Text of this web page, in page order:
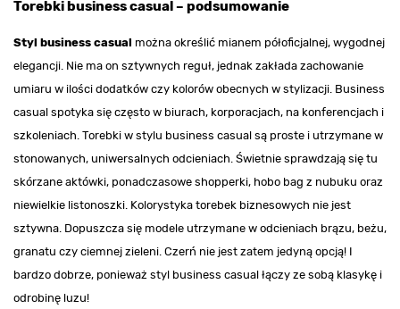
Torebki business casual – podsumowanie
Styl business casual można określić mianem półoficjalnej, wygodnej
elegancji. Nie ma on sztywnych reguł, jednak zakłada zachowanie
umiaru w ilości dodatków czy kolorów obecnych w stylizacji. Business
casual spotyka się często w biurach, korporacjach, na konferencjach i
szkoleniach. Torebki w stylu business casual są proste i utrzymane w
stonowanych, uniwersalnych odcieniach. Świetnie sprawdzają się tu
skórzane aktówki, ponadczasowe shopperki, hobo bag z nubuku oraz
niewielkie listonoszki. Kolorystyka torebek biznesowych nie jest
sztywna. Dopuszcza się modele utrzymane w odcieniach brązu, beżu,
granatu czy ciemnej zieleni. Czerń nie jest zatem jedyną opcją! I
bardzo dobrze, ponieważ styl business casual łączy ze sobą klasykę i
odrobinę luzu!